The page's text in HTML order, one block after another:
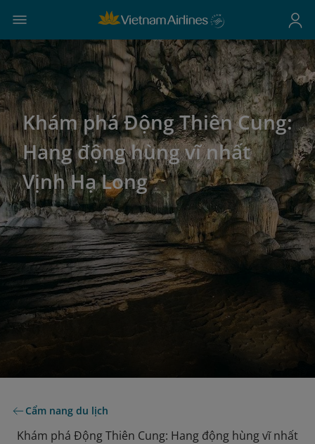
Khám phá Động Thiên Cung:
Hang động hùng vĩ nhất
Vịnh Hạ Long
Cẩm nang du lịch
Khám phá Động Thiên Cung: Hang động hùng vĩ nhất